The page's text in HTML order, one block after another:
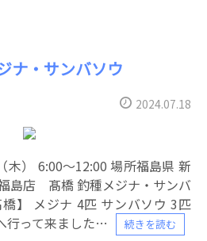
ナ・サンバソウ
2024.07.18
木） 6:00〜12:00 場所福島県 新
島店 髙橋 釣種メジナ・サンバ
】 メジナ 4匹 サンバソウ 3匹
行って来ました
続きを読む